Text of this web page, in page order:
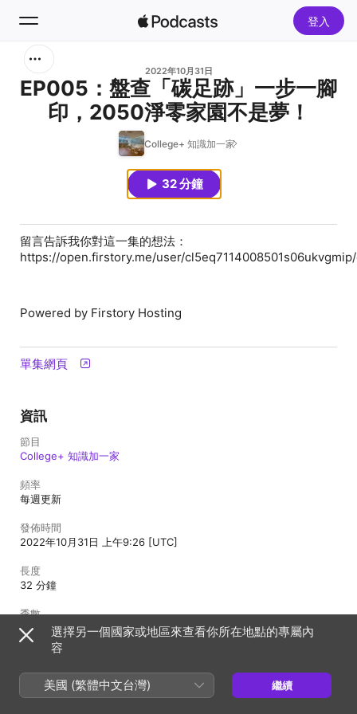
登入
首頁
2022年10月31日
EP005：盤查「碳足跡」一步一腳
印，2050淨零家園不是夢！
College+ 知識加一家
32 分鐘
留言告訴我你對這一集的想法：
https://open.firstory.me/user/
Powered by Firstory Hosting
單集網頁
資訊
節目
College+ 知識加一家
頻率
每週更新
發佈時間
2022年10月31日 上午9:26 [UTC]
長度
32 分鐘
季數
1
5
年齡分級
選擇另一個國家或地區來查看你所在地點的專屬內
容
美國 (繁體中文台灣) 繼續